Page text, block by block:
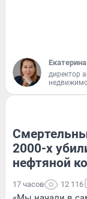
директор
2000-х
нефтяной
17 часов 12 116